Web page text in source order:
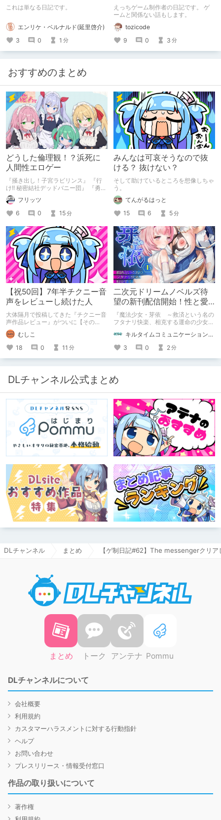
これは単なる日記です。
エンリケ・ベルナルド(延里啓介)
3
0 1 分
えっちゲーム制作者の日記です。 ゲ
ームと関係ない話もします。
tozicode
9
0 3 分
おすすめのまとめ
どうした倫理観！？浜死に
人間性エロゲー
『掻き出し！子宮ラビリンス』 『行
け!! 秘密結社デッドバニー団』 『勇者
ミアとツンツン猫サキュバス ~それで
も勇者はコロせない!~』 『めいどいん
めいど！』 本記事はねくすとテーマ
「人に薦めづらいけど好きな作
品」”ではない”です。 好きだったら人
に薦めるのは当たり前だよなぁ！？
フリッツ
6
0 15分
みんなは可哀そうなので抜
ける？ 抜けない？
そして助けているところを想像しちゃ
う。
てんがるはっと
15
6 5分
【祝50回】7年半チクニー音
声をレビューし続けた人
大体隔月で投稿してきた『チクニー音
声作品レビュー』がついに【その
50】を迎えました！ 約7年半チクニー
し続け、おシコり報告をしてきただけ
ですけど記念は記念。 皆様への感謝
を伝えたり、これまでの投稿を振り返
ります。
むしこ
18
0 11 分
二次元ドリームノベルズ待
望の新刊配信開始！性と愛
が渦巻く、ファンタジー官
能小説開幕！
『魔法少女・芽依 ～救済という名の
フタナリ快楽、相克する運命の少女た
ト：鳩春 一気に上・下巻が同時配
信！
キルタイムコミュニケーション（KTC）の作品を一人でも多くの人に知ってほしい人
3
0 2分
DLチャンネル公式まとめ
DLチャンネル まとめ 【ゲ制日記#62】The messengerクリア
まとめ トーク アンテナ Pommu
DLチャンネルについて
会社概要
利用規約
カスタマーハラスメントに対する行動指針
ヘルプ
お問い合わせ
プレスリリース・情報受付窓口
作品の取り扱いについて
著作権